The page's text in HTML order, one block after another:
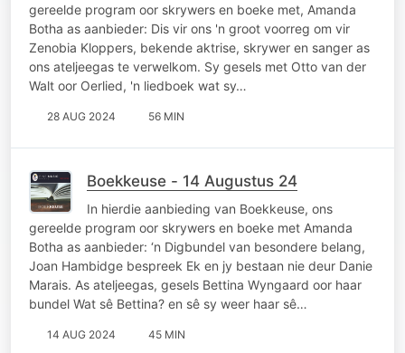
gereelde program oor skrywers en boeke met, Amanda
Botha as aanbieder: Dis vir ons 'n groot voorreg om vir
Zenobia Kloppers, bekende aktrise, skrywer en sanger as
ons ateljeegas te verwelkom. Sy gesels met Otto van der
Walt oor Oerlied, 'n liedboek wat sy…
28 AUG 2024 56 MIN
Boekkeuse - 14 Augustus 24
In hierdie aanbieding van Boekkeuse, ons
gereelde program oor skrywers en boeke met Amanda
Botha as aanbieder: ‘n Digbundel van besondere belang,
Joan Hambidge bespreek Ek en jy bestaan nie deur Danie
Marais. As ateljeegas, gesels Bettina Wyngaard oor haar
bundel Wat sê Bettina? en sê sy weer haar sê…
14 AUG 2024 45 MIN